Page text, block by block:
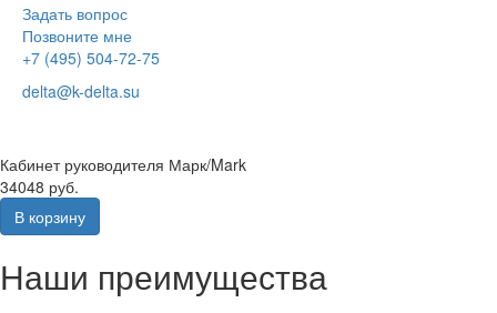
Задать вопрос
Позвоните мне
+7 (495) 504-72-75
delta@k-delta.su
Кабинет руководителя Марк/Mark
34048 руб.
В корзину
Наши преимущества